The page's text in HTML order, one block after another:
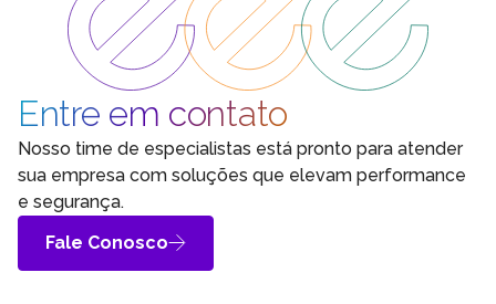
Entre em contato
Nosso time de especialistas está pronto para atender
sua empresa com soluções que elevam performance
e segurança.
Fale Conosco